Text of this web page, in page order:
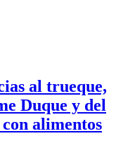
al trueque,
Duque y del
alimentos